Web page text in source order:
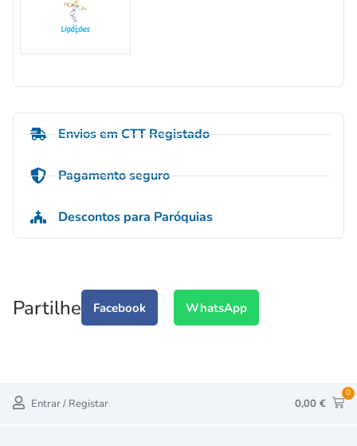
Envios em CTT Registado
Pagamento seguro
Descontos para Paróquias
Partilhe Facebook WhatsApp
Entrar / Registar 0,00 €
0